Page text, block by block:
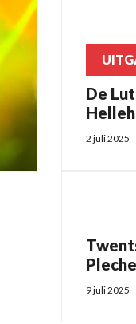
De
2 juli 2025
9 juli 2025